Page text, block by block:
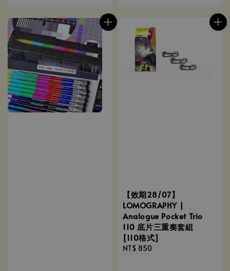
【效期28/07】
LOMOGRAPHY |
Analogue Pocket Trio
110 底片三重奏套組
[110格式]
Regular
NT$ 850